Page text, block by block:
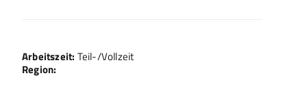
Arbeitszeit: Teil-/Vollzeit
Region: